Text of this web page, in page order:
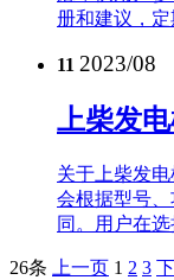
册和建议，
11 2023/08
上柴发
关于上柴发
会根据型号
同。用户在
26条 上一页 1 2 3